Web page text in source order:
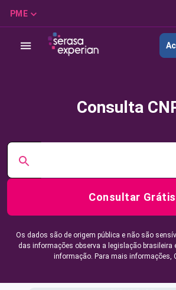
PME
Consulta
Consultar Grátis
Os dados são de origem pública e não são
das informações observa a legislação brasileira
informação. Para mais informações,